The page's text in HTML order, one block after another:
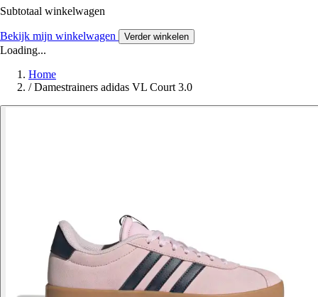
Subtotaal winkelwagen
Bekijk mijn winkelwagen Verder winkelen
Loading...
Home
/ Damestrainers adidas VL Court 3.0